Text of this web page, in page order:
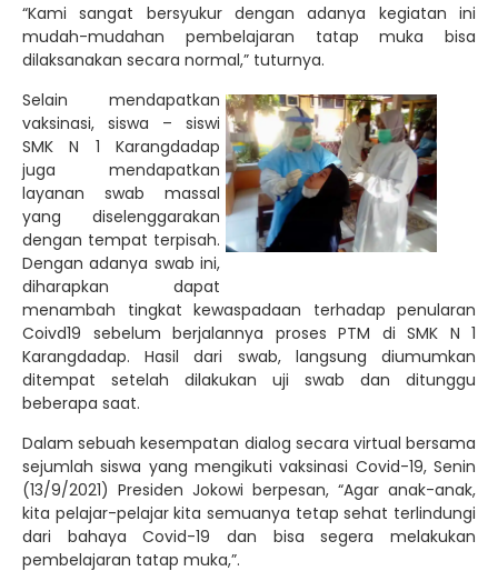
“Kami sangat bersyukur dengan adanya kegiatan ini
mudah-mudahan pembelajaran tatap muka bisa
dilaksanakan secara normal,” tuturnya.
Selain mendapatkan
vaksinasi, siswa – siswi
SMK N 1 Karangdadap
juga mendapatkan
layanan swab massal
yang diselenggarakan
dengan tempat terpisah.
Dengan adanya swab ini,
diharapkan dapat
menambah tingkat kewaspadaan terhadap penularan
Coivd19 sebelum berjalannya proses PTM di SMK N 1
Karangdadap. Hasil dari swab, langsung diumumkan
ditempat setelah dilakukan uji swab dan ditunggu
beberapa saat.
Dalam sebuah kesempatan dialog secara virtual bersama
sejumlah siswa yang mengikuti vaksinasi Covid-19, Senin
(13/9/2021) Presiden Jokowi berpesan, “Agar anak-anak,
kita pelajar-pelajar kita semuanya tetap sehat terlindungi
dari bahaya Covid-19 dan bisa segera melakukan
pembelajaran tatap muka,”.